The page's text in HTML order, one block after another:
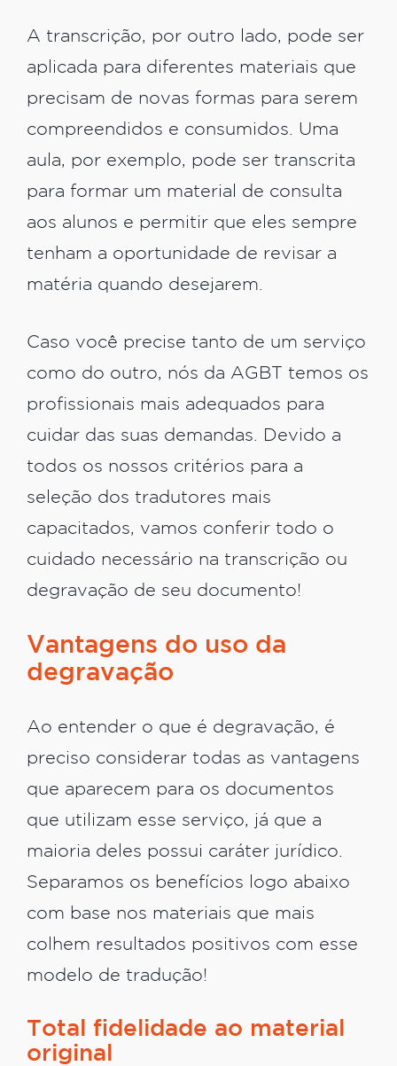
A transcrição, por outro lado, pode ser
aplicada para diferentes materiais que
precisam de novas formas para serem
compreendidos e consumidos. Uma
aula, por exemplo, pode ser transcrita
para formar um material de consulta
aos alunos e permitir que eles sempre
tenham a oportunidade de revisar a
matéria quando desejarem.
Caso você precise tanto de um serviço
como do outro, nós da AGBT temos os
profissionais mais adequados para
cuidar das suas demandas. Devido a
todos os nossos critérios para a
seleção dos tradutores mais
capacitados, vamos conferir todo o
cuidado necessário na transcrição ou
degravação de seu documento!
Vantagens do uso da
degravação
Ao entender o que é degravação, é
preciso considerar todas as vantagens
que aparecem para os documentos
que utilizam esse serviço, já que a
maioria deles possui caráter jurídico.
Separamos os benefícios logo abaixo
com base nos materiais que mais
colhem resultados positivos com esse
modelo de tradução!
Total fidelidade ao material
original